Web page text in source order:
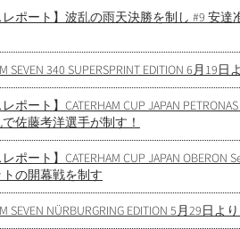
レポート】波乱の雨天決勝を制し #9 安
SEVEN 340 SUPERSPRINT EDITION 6月19
レポート】CATERHAM CUP JAPAN
佐藤考洋選手が制す！
レポート】CATERHAM CUP JAPAN
の開幕戦を制す
SEVEN NÜRBURGRING EDITION 5月29日